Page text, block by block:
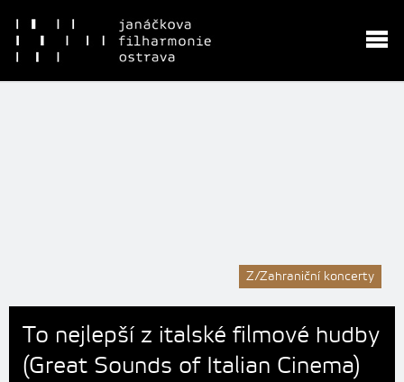
Z/Zahraniční koncerty
To nejlepší z italské filmové hudby
(Great Sounds of Italian Cinema)